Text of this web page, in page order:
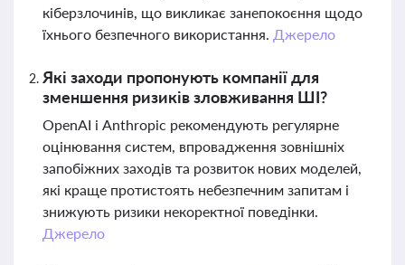
кіберзлочинів, що викликає занепокоєння щодо
їхнього безпечного використання. Джерело
Які заходи пропонують компанії для
зменшення ризиків зловживання ШІ?
OpenAI і Anthropic рекомендують регулярне
оцінювання систем, впровадження зовнішніх
запобіжних заходів та розвиток нових моделей,
які краще протистоять небезпечним запитам і
знижують ризики некоректної поведінки.
Джерело